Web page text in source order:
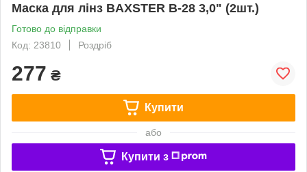
Маска для лінз BAXSTER B-28 3,0" (2шт.)
Готово до відправки
Код: 23810
Роздріб
277 ₴
Купити
або
Купити з